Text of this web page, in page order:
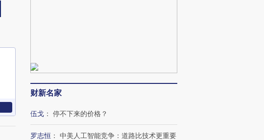
财新名家
伍戈 ： 停不下来的价格？
罗志恒 ： 中美人工智能竞争：道路比技术更重要